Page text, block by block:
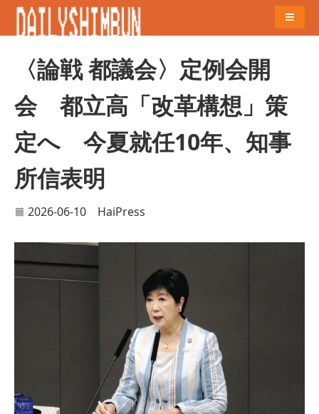
〈論戦 都議会〉定例会開
会 都立高「改革構想」策
定へ 今夏就任10年、知事
所信表明
2026-06-10 HaiPress